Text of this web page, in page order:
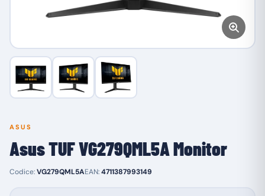
ASUS
Asus TUF VG279QML5A Monitor
Codice:VG279QML5AEAN:4711387993149